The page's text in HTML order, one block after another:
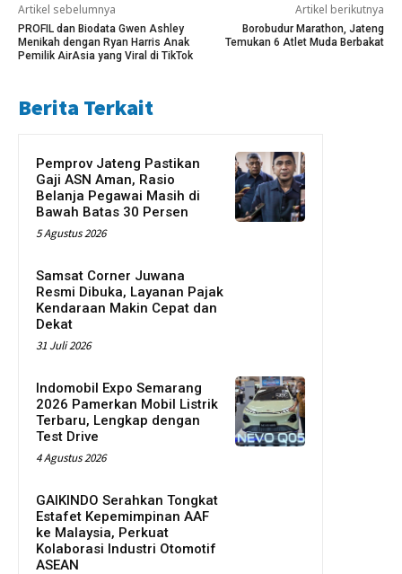
Artikel sebelumnya
PROFIL dan Biodata Gwen Ashley
Menikah dengan Ryan Harris Anak
Pemilik AirAsia yang Viral di TikTok
Artikel berikutnya
Borobudur Marathon, Jateng
Temukan 6 Atlet Muda Berbakat
Berita Terkait
Pemprov Jateng Pastikan
Gaji ASN Aman, Rasio
Belanja Pegawai Masih di
Bawah Batas 30 Persen
5 Agustus 2026
Samsat Corner Juwana
Resmi Dibuka, Layanan Pajak
Kendaraan Makin Cepat dan
Dekat
31 Juli 2026
Indomobil Expo Semarang
2026 Pamerkan Mobil Listrik
Terbaru, Lengkap dengan
Test Drive
4 Agustus 2026
GAIKINDO Serahkan Tongkat
Estafet Kepemimpinan AAF
ke Malaysia, Perkuat
Kolaborasi Industri Otomotif
ASEAN